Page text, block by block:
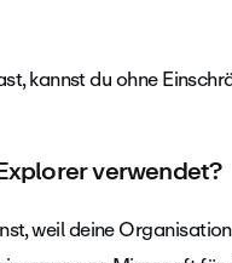
kannst du ohne
verwendet?
weil deine